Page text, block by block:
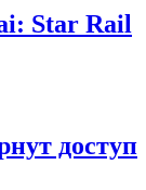
Star Rail
доступ